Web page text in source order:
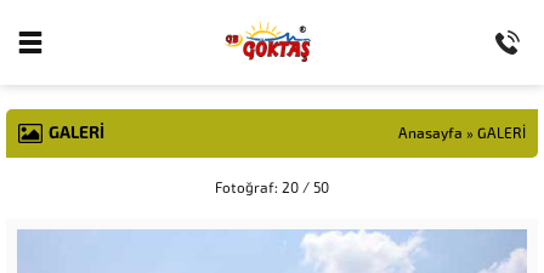
GALERİ Anasayfa » GALERİ
Fotoğraf: 20 / 50